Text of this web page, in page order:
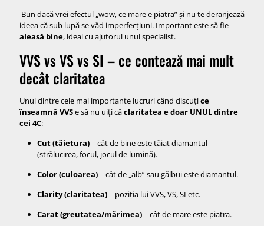
Bun dacă vrei efectul „wow, ce mare e piatra” și nu te deranjează
ideea că sub lupă se văd imperfecțiuni. Important este să fie
aleasă bine, ideal cu ajutorul unui specialist.
VVS vs VS vs SI – ce contează mai mult
decât claritatea
Unul dintre cele mai importante lucruri când discuțice
înseamnă VVSe să nu uiți căclaritatea e doar UNUL dintre
cei 4C:
Cut (tăietura)– cât de bine este tăiat diamantul
(strălucirea, focul, jocul de lumină).
Color (culoarea)– cât de „alb” sau gălbui este diamantul.
Clarity (claritatea)– poziția lui VVS, VS, SI etc.
Carat (greutatea/mărimea)– cât de mare este piatra.